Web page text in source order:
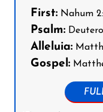
First: Nahum 2:
Psalm:
Alleluia:
Gospel: